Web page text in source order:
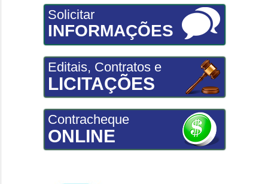
Solicitar
INFORMAÇÕES
Editais, Contratos e
LICITAÇÕES
Contracheque
ONLINE